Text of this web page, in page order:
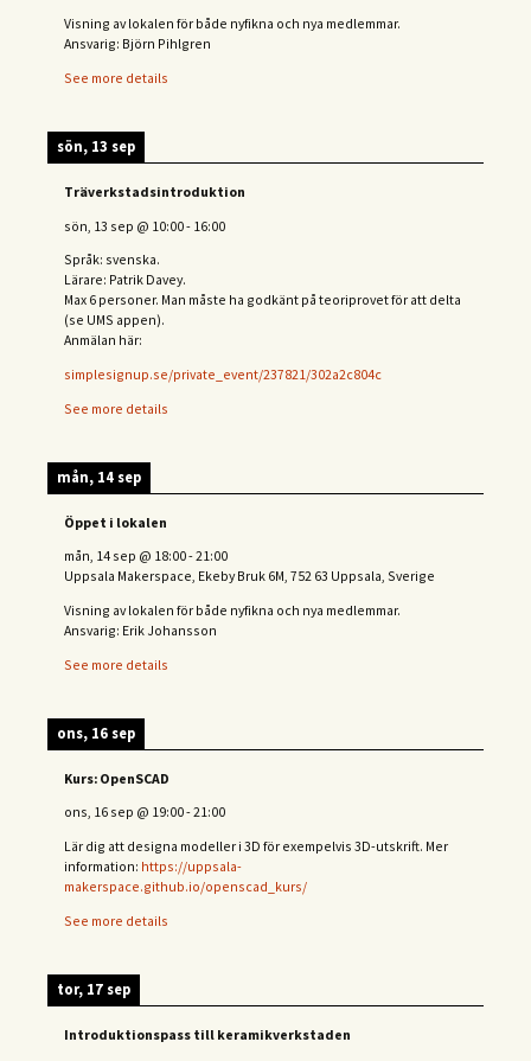
Visning av lokalen för både nyfikna och nya medlemmar.
Ansvarig: Björn Pihlgren
See more details
sön, 13 sep
Träverkstadsintroduktion
sön, 13 sep @ 10:00- 16:00
Språk: svenska.
Lärare: Patrik Davey.
Max 6 personer. Man måste ha godkänt på teoriprovet för att delta
(se UMS appen).
Anmälan här:
simplesignup.se/private_event/237821/302a2c804c
See more details
mån, 14 sep
Öppet i lokalen
mån, 14 sep @ 18:00-21:00
Uppsala Makerspace, Ekeby Bruk 6M, 752 63 Uppsala, Sverige
Visning av lokalen för både nyfikna och nya medlemmar.
Ansvarig: Erik Johansson
See more details
ons, 16 sep
Kurs: OpenSCAD
ons, 16 sep @ 19:00-21:00
Lär dig att designa modeller i 3D för exempelvis 3D-utskrift. Mer
information: https://uppsala-
makerspace.github.io/openscad_kurs/
See more details
tor, 17 sep
Introduktionspass till keramikverkstaden